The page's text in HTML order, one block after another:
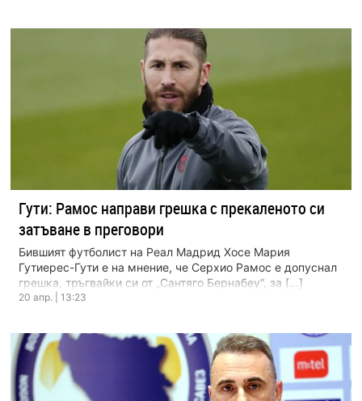
Гути: Рамос направи грешка с прекаленото си
затъване в преговори
Бившият футболист на Реал Мадрид Хосе Мария
Гутиерес-Гути е на мнение, че Серхио Рамос е допуснал
грешка, тръгвайки си от „Сантяго Бернабеу“, за […]
20 апр. | 13:23